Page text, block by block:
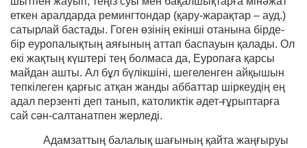
еткен аралдарда ремингтондар (қару-жарақтар – ауд.)
сатырлай бастады. Гоген өзінің екінші отанына бірде-
бір еуропалықтың аяғының аттап баспауын қалады. Ол
екі жақтың күштері тең болмаса да, Еуропаға қарсы
майдан ашты. Ал бұл бүлікшіні, шегеленген айқышын
тепкілеген қарғыс атқан жанды аббаттар шіркеудің ең
адал перзенті деп танып, католиктік әдет-ғұрыптарға
сай сән-салтанатпен жерледі.
Адамзаттың балалық шағының қайта жаңғыруы